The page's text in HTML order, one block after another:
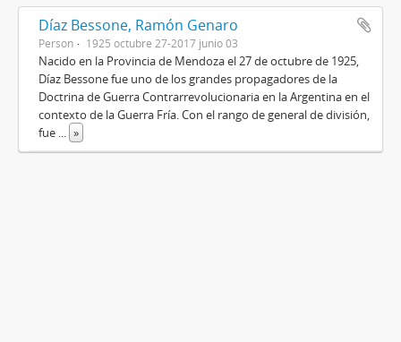
Díaz Bessone, Ramón Genaro
Person 1925 octubre 27-2017 junio 03
Nacido en la Provincia de Mendoza el 27 de octubre de 1925,
Díaz Bessone fue uno de los grandes propagadores de la
Doctrina de Guerra Contrarrevolucionaria en la Argentina en el
contexto de la Guerra Fría. Con el rango de general de división,
fue ... »